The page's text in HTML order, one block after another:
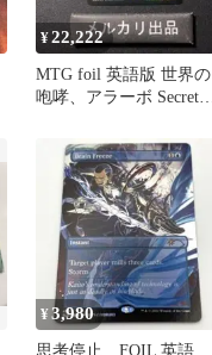
¥22,222
MTG foil 英語版 世界の
咆哮、アラーボ Secret
¥3,980
思考停止 FOIL 英語